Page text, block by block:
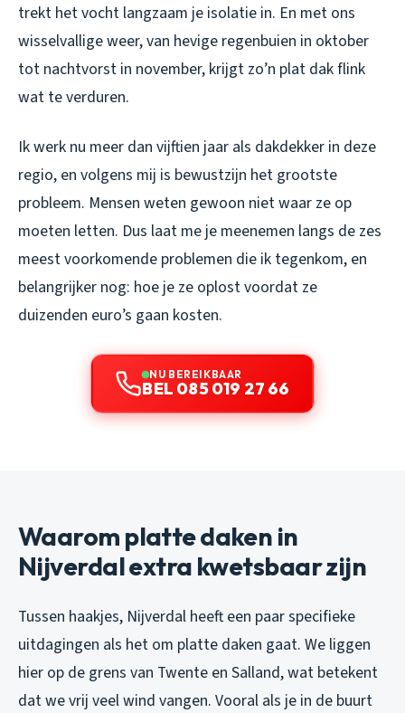
trekt het vocht langzaam je isolatie in. En met ons
wisselvallige weer, van hevige regenbuien in oktober
tot nachtvorst in november, krijgt zo’n plat dak flink
wat te verduren.
Ik werk nu meer dan vijftien jaar als dakdekker in deze
regio, en volgens mij is bewustzijn het grootste
probleem. Mensen weten gewoon niet waar ze op
moeten letten. Dus laat me je meenemen langs de zes
meest voorkomende problemen die ik tegenkom, en
belangrijker nog: hoe je ze oplost voordat ze
duizenden euro’s gaan kosten.
NU BEREIKBAAR
BEL 085 019 27 66
Waarom platte daken in
Nijverdal extra kwetsbaar zijn
Tussen haakjes, Nijverdal heeft een paar specifieke
uitdagingen als het om platte daken gaat. We liggen
hier op de grens van Twente en Salland, wat betekent
dat we vrij veel wind vangen. Vooral als je in de buurt